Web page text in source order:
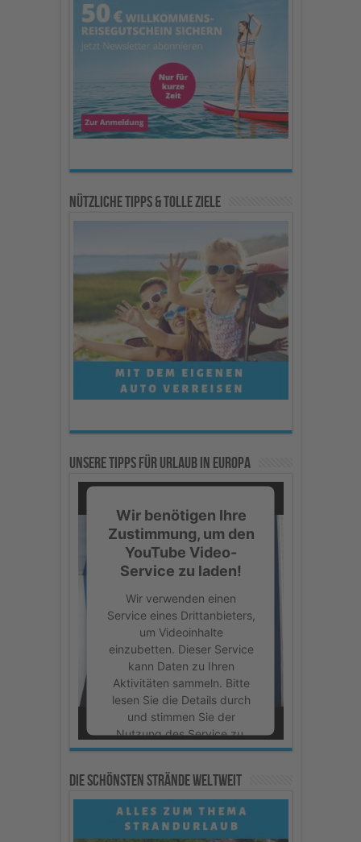
Nützliche Tipps & Tolle Ziele
Unsere Tipps für Urlaub in Europa
Wir benötigen Ihre
Zustimmung, um den
YouTube Video-
Service zu laden!
Wir verwenden einen
Service eines Drittanbieters,
um Videoinhalte
einzubetten. Dieser Service
kann Daten zu Ihren
Aktivitäten sammeln. Bitte
lesen Sie die Details durch
und stimmen Sie der
Nutzung des Service zu,
um dieses Video
Mehr Informationen
Die schönsten Strände weltweit